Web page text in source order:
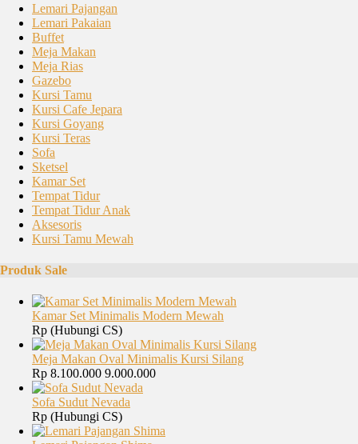
Lemari Pajangan
Lemari Pakaian
Buffet
Meja Makan
Meja Rias
Gazebo
Kursi Tamu
Kursi Cafe Jepara
Kursi Goyang
Kursi Teras
Sofa
Sketsel
Kamar Set
Tempat Tidur
Tempat Tidur Anak
Aksesoris
Kursi Tamu Mewah
Produk Sale
Kamar Set Minimalis Modern Mewah
Rp (Hubungi CS)
Meja Makan Oval Minimalis Kursi Silang
Rp 8.100.000 9.000.000
Sofa Sudut Nevada
Rp (Hubungi CS)